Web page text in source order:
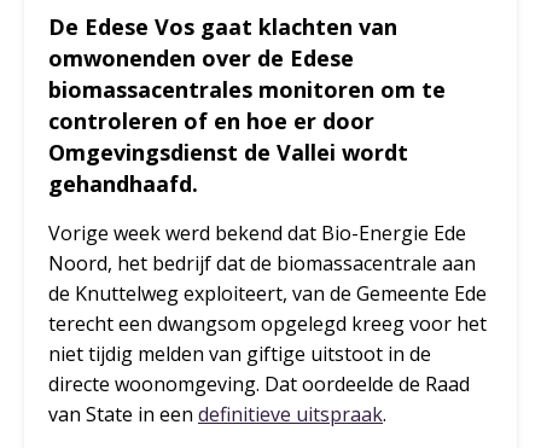
De Edese Vos gaat klachten van
omwonenden over de Edese
biomassacentrales monitoren om te
controleren of en hoe er door
Omgevingsdienst de Vallei wordt
gehandhaafd.
Vorige week werd bekend dat Bio-Energie Ede
Noord, het bedrijf dat de biomassacentrale aan
de Knuttelweg exploiteert, van de Gemeente Ede
terecht een dwangsom opgelegd kreeg voor het
niet tijdig melden van giftige uitstoot in de
directe woonomgeving. Dat oordeelde de Raad
van State in een definitieve uitspraak.